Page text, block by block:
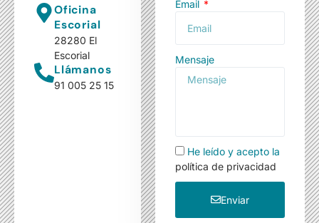
Oficina
Escorial
28280 El
Escorial
Llámanos
91 005 25 15
Email
Mensaje
He leído y acepto la
política de privacidad
Enviar